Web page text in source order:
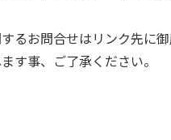
るお問合せはリンク先に
す事、ご了承ください。